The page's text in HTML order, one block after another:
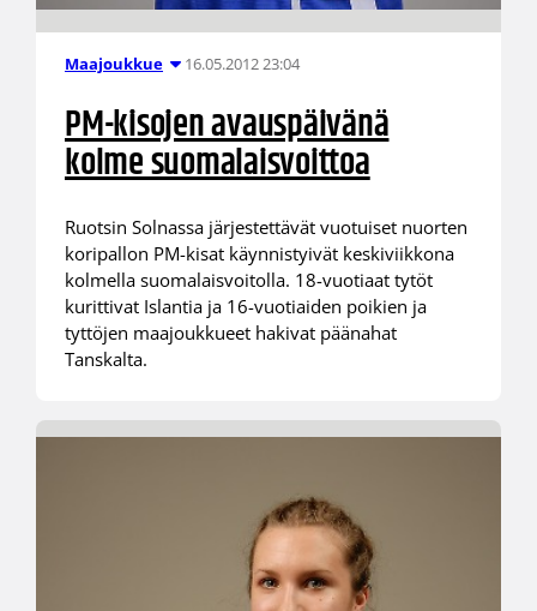
Maajoukkue 16.05.2012 23:04
PM-kisojen avauspäivänä
kolme suomalaisvoittoa
Ruotsin Solnassa järjestettävät vuotuiset nuorten
koripallon PM-kisat käynnistyivät keskiviikkona
kolmella suomalaisvoitolla. 18-vuotiaat tytöt
kurittivat Islantia ja 16-vuotiaiden poikien ja
tyttöjen maajoukkueet hakivat päänahat
Tanskalta.